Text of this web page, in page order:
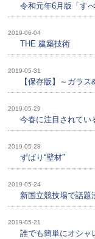
令和元年6月版「す
2019-06-04
THE 建築技術
2019-05-31
【保存版】～ガラ
2019-05-29
今春に注目されてい
2019-05-28
ずばり“壁材”
2019-05-24
新国立競技場で話題
2019-05-21
誰でも簡単にオシャ